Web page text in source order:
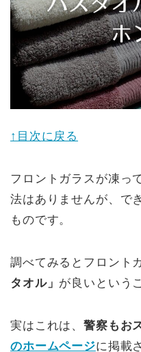
↑目次に戻る
フロントガラスが凍っ
法はありませんが、で
ものです。
調べてみるとフロント
タオル」 が良いという
実はこれは、警察もお
のホームページに掲載